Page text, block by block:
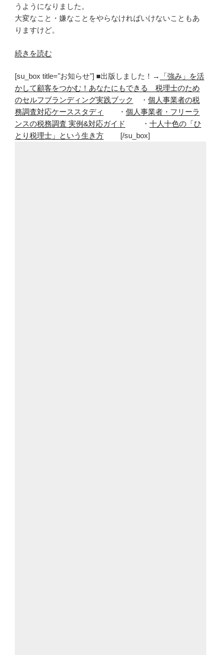
うようになりました。
大変なこと・嫌なことをやらなければいけないこともあ
りますけど。
“楽
い
こ
と
を
す
る
続きを読む
[su_box title="お知らせ"] ■出版しました！→
「強み」を活
かして顧客をつかむ！あなたにもできる 税理士のため
のセルフブランディング実践ブック
・ 個人事業者の税
務調査対応ケーススタディ
・ 個人事業者・フリーラ
ンスの税務調査 実例&対応ガイド
・ 十人十色の「ひ
とり税理士」という生き方 [/su_box]